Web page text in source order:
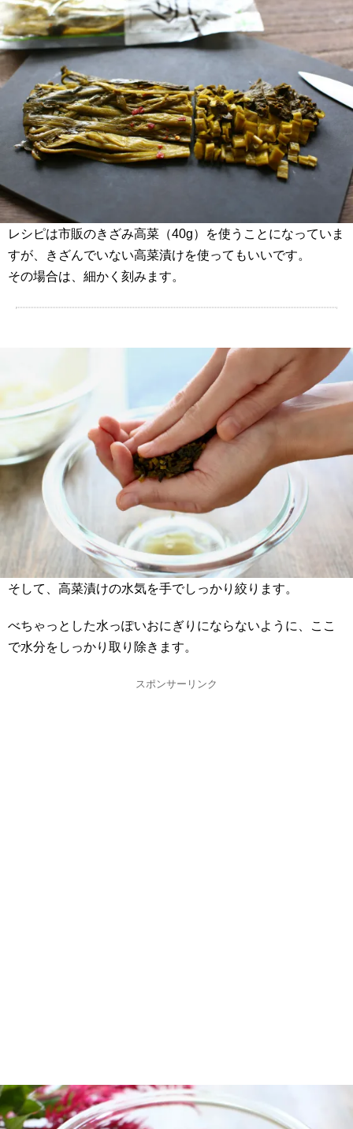
レシピは市販のきざみ高菜（40g）を使うことになっていま
すが、きざんでいない高菜漬けを使ってもいいです。
その場合は、細かく刻みます。
そして、高菜漬けの水気を手でしっかり絞ります。
べちゃっとした水っぽいおにぎりにならないように、ここ
で水分をしっかり取り除きます。
スポンサーリンク